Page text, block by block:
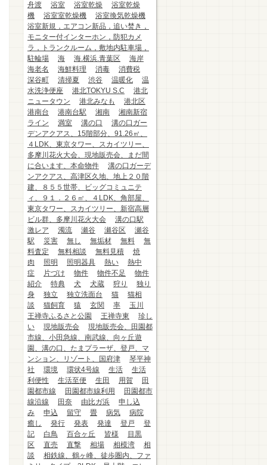
舟渡
浴室 浴室乾燥
浴室乾燥
機
浴室室乾燥機
浴室換気乾燥機
浴室新規，エアコン新品，追い焚き，
モニター付インターホン，防犯カメ
ラ，トランクルーム，敷地内駐車場，
駐輪場
海 海.横浜.青葉区
海岸
海老名
海鮮料理 消毒
消費税
深谷町
清掃夏 渋谷 温暖化
温
水洗浄便座
港北TOKYU S.C
港北
ニュータウン
港北みなも
港北区
港南台
港南台駅 湘南
湘南新宿
ライン
満室 溝の口
溝の口ガー
デンアクアス、15階部分、91.26㎡、
４LDK、東京タワー、スカイツリー、
多摩川花火大会、現地販売会、まだ間
に合います、本命物件
溝の口ガーデ
ンアクアス、高津区久地、地上２０階
建、８５５世帯、ビッグコミュニテ
ィ、９１．２６㎡、４LDK、角部屋、
東京タワー、スカイツリー、新宿高層
ビル群、多摩川花火大会
溝の口駅
激レア
濁流 瀬谷 瀬谷区
瀬谷
駅
災害 無し 無垢材 無料
無
料査定
無料相談 無料見積
焼
肉
照明 照明器具 熱い
熱中
症
片づけ 物件 物件不足
物件
紹介
特典 犬 犬蔵 狩り
独り
身
独立 独立洗面台 猫
猫相
談
猫飼育 猿 玄関 率
玉川
王禅寺ふるさと公園
王禅寺東
珍し
い
現地販売会
現地販売会、田園都
市線、小田急線、南武線、向ヶ丘遊
園、溝の口、たまプラーザ、登戸、マ
ンション、リゾート、国府津
琴平神
社
環境 環状4号線 生活
生活
利便性
生活至便 生田 用賀
田
園都市線
田園都市線利用
田園都市
線沿線
田奈 由比ガ浜
申し込
み
申込 留守 畳 病気
病院
癒し
発行 発表 発達 登戸
登
記
白鳥 百合ヶ丘 皆様
目黒
区
直売 直撃 相場 相模湾
相
談
相鉄線、鶴ヶ峰、徒歩圏内、ファ